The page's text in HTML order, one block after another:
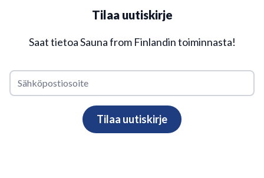
Tilaa uutiskirje
Saat tietoa Sauna from Finlandin toiminnasta!